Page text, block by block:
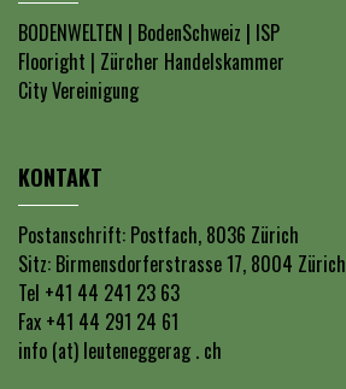
BODENWELTEN | BodenSchweiz | ISP
Flooright | Zürcher Handelskammer
City Vereinigung
KONTAKT
Postanschrift: Postfach, 8036 Zürich
Sitz: Birmensdorferstrasse 17, 8004 Zürich
Tel +41 44 241 23 63
Fax +41 44 291 24 61
info (at) leuteneggerag . ch